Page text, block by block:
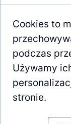
ul. Tadeusza
Cookies to
podczas
Używamy
stronie.